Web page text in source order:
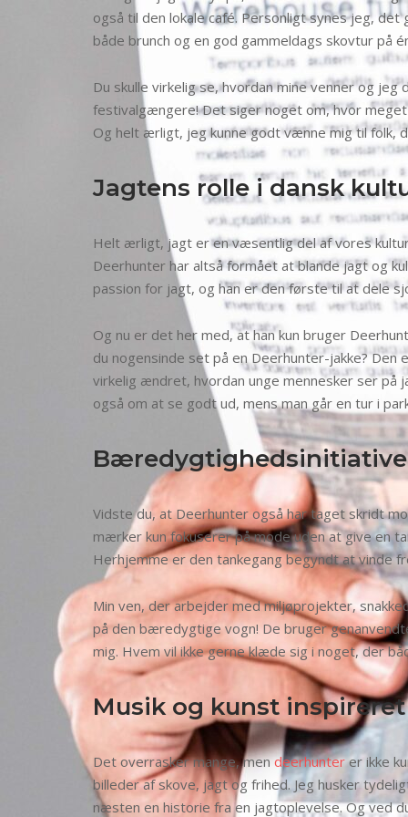
også til den lokale café. Personligt synes jeg,
både brunch og en god gammeldags skovtur på
Du skulle virkelig se, hvordan mine venner og
festivalgængere! Det siger noget om, hvor
Og helt ærligt, jeg kunne godt vænne mig til
Jagtens rolle i dansk
Helt ærligt, jagt er en væsentlig del af vores
Deerhunter har altså formået at blande jagt og
passion for jagt, og han er den første til at dele
Og nu er det her med, at han kun bruger
du nogensinde set på en Deerhunter-jakke? Den
virkelig ændret, hvordan unge mennesker ser
også om at se godt ud, mens man går en tur i
Vidste du, at Deerhunter også har taget skridt
mærker kun fokuserer på mode uden at give en
Herhjemme er den tankegang begyndt at vinde
Min ven, der arbejder med miljøprojekter,
på den bæredygtige vogn! De bruger
mig. Hvem vil ikke gerne klæde sig i noget, der
Musik og kunst
Det overrasker mange, mendeerhunterer ikke
billeder af skove, jagt og frihed. Jeg husker
næsten en historie fra en jagtoplevelse. Og ved